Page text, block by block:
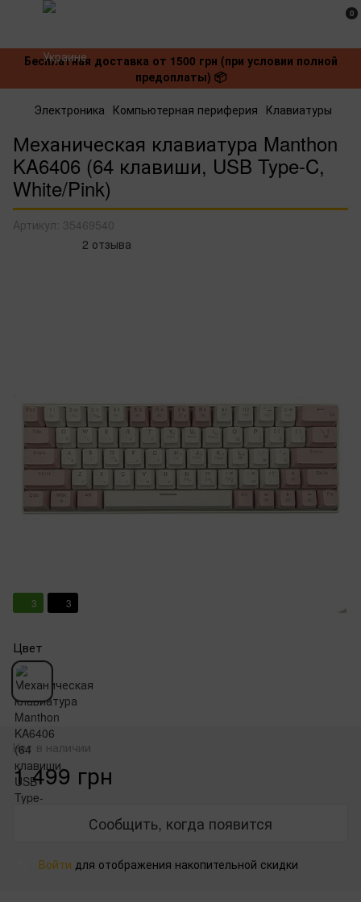
0
Бесплатная доставка от 1500 грн (при условии полной
предоплаты) 📦
Электроника Компьютерная периферия Клавиатуры
Механическая клавиатура Manthon
KA6406 (64 клавиши, USB Type-C,
White/Pink)
Артикул: 35469540
2 отзыва
3 3
Цвет
Нет в наличии
1 499 грн
Сообщить, когда появится
Войти для отображения накопительной скидки